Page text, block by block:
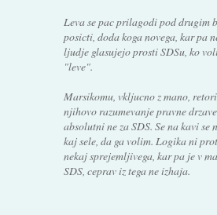
Leva se pac prilagodi pod drugim
posicti, doda koga novega, kar pa
ljudje glasujejo prosti SDSu, ko
"leve".
Marsikomu, vkljucno z mano,
njihovo razumevanje pravne
absolutni ne za SDS. Se na kavi se
kaj sele, da ga volim. Logika ni
nekaj sprejemljivega, kar pa je v
SDS, ceprav iz tega ne izhaja.